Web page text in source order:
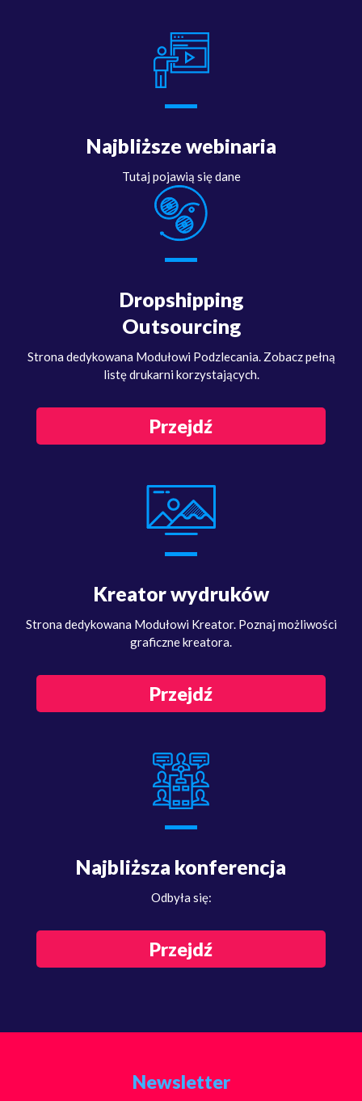
Najbliższe webinaria
Tutaj pojawią się dane
Dropshipping
Outsourcing
Strona dedykowana Modułowi Podzlecania. Zobacz pełną
listę drukarni korzystających.
Przejdź
Kreator wydruków
Strona dedykowana Modułowi Kreator. Poznaj możliwości
graficzne kreatora.
Przejdź
Najbliższa konferencja
Odbyła się:
Przejdź
Newsletter